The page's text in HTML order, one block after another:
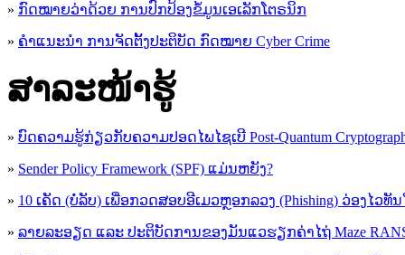
» ກົດໝາຍວ່າດ້ວຍ ການປົກປ້ອງຂໍ້ມູນເອເລັກໂຕຣນິກ
» ຄຳແນະນຳ ການຈັດຕັ້ງປະຕິບັດ ກົດໝາຍ Cyber Crime
ສາລະໜ້າຮູ້
» ບົດຄວາມຮູ້ກ່ຽວກັບຄວາມປອດໄພໄຊເບີ Post-Quantum
» Sender Policy Framework (SPF) ແມ່ນຫຍັງ?
» 10 ເຄັດ (ບໍ່ລັບ) ເພື່ອກວດສອບອີເມວຫຼອກລວງ (Phishing) ວ່ອງໄວທັ
» ລາຍລະອຽດ ແລະ ປະຕິບັດການຂອງມັນແວຮຽກຄ່າໄຖ່ Maze